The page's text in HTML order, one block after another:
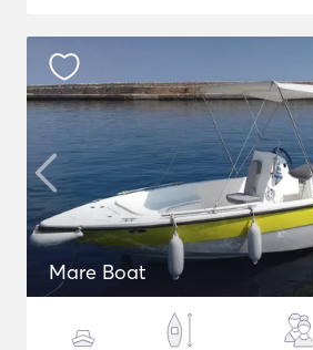
Mare Boat